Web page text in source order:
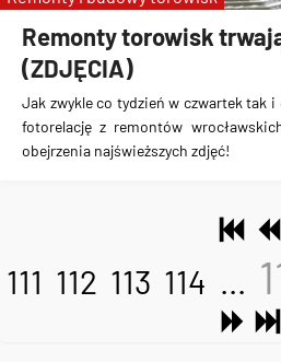
Remonty torowisk
(ZDJĘCIA)
Jak zwykle co tydzień w czwartek tak i
fotorelację z remontów
obejrzenia najświeższych zdjęć!
111 112 113 114 ...